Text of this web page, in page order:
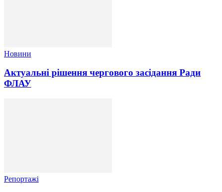
Новини
Актуальні рішення чергового засідання Ради
ФЛАУ
Репортажі